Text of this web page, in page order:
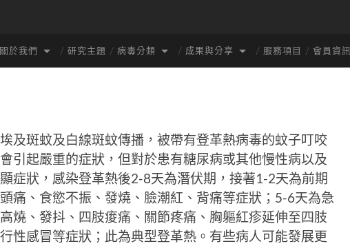
關於我們 研究主題 病毒分類 成果與分享 服務項目 會員資訊
及斑蚊及白線斑蚊傳播，被帶有登革熱病毒的蚊子叮咬
引起嚴重的症狀，但對於患有糖尿病或其他慢性病以及
症狀，感染登革熱後2-8天為潛伏期，接著1-2天為前期
痛、食慾不振、發燒、臉潮紅、背痛等症狀；5-6天為急
燒、發抖、四肢痠痛、關節疼痛、胸軀紅疹延伸至四肢
性感冒等症狀；此為典型登革熱。有些病人可能發展更